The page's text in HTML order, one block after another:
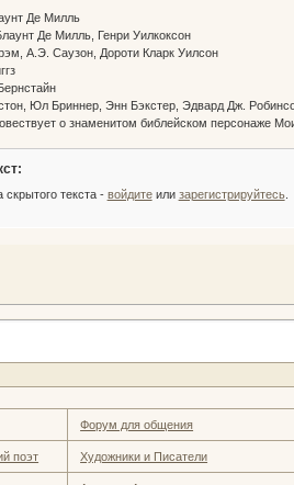
Де Милль
Де Милль, Генри Уилкоксон
А.Э. Саузон, Дороти Кларк Уилсон
Юл Бриннер, Энн Бэкстер, Эдвард Дж.
о знаменитом библейском персонаже
текста - войдитеили зарегистрируйтесь.
Форум для общения
поэт Художники и Писатели